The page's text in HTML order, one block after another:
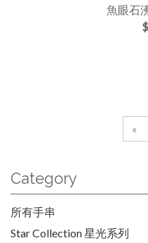
魚眼石
«
Category
所有手串
Star Collection 星光系列